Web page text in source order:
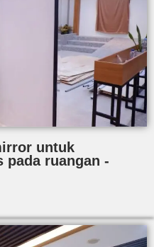
untuk
pada ruangan -